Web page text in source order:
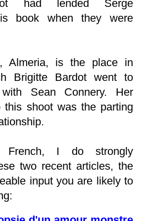
had lended Serge
book when they were
Almeria, is the place in
Brigitte Bardot went to
Sean Connery. Her
this shoot was the parting
I do strongly
two recent articles, the
input you are likely to